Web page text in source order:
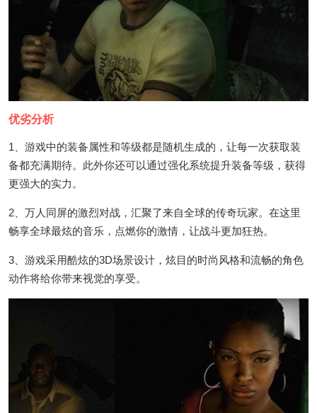
优劣分析
1、游戏中的装备属性和等级都是随机生成的，让每一次获取装
备都充满期待。此外你还可以通过强化系统提升装备等级，获得
更强大的实力。
2、万人同屏的激烈对战，汇聚了来自全球的传奇玩家。在这里
畅享全球最炫的音乐，点燃你的激情，让战斗更加狂热。
3、游戏采用酷炫的3D场景设计，炫目的时尚风格和流畅的角色
动作将给你带来视觉的享受。